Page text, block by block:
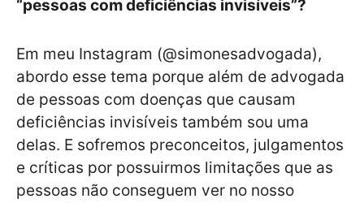
“pessoas com deficiências invisíveis”?
Em meu Instagram (@simonesadvogada),
abordo esse tema porque além de advogada
de pessoas com doenças que causam
deficiências invisíveis também sou uma
delas. E sofremos preconceitos, julgamentos
e críticas por possuirmos limitações que as
pessoas não conseguem ver no nosso